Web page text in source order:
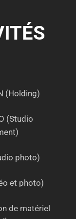
(Holding)
(Studio
photo)
et photo)
de matériel